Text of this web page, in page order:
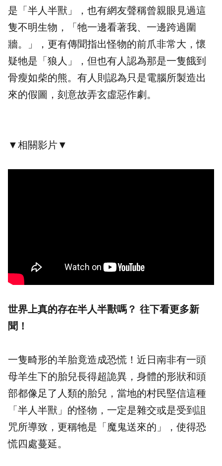
是「半人半獸」，也有網友聲稱曾親眼見過這
隻不明生物，「牠一邊看著我、一邊跨過圍
牆。」，更有傳聞指出怪物的前爪非常大，懷
疑牠是「狼人」，但也有人認為那是一隻餓到
骨瘦如柴的熊。有人則認為只是電腦所製造出
來的假圖，刻意故弄玄虛惡作劇。
▼相關影片▼
世界上真的存在半人半獸嗎？ 往下看更多新
聞！
一隻畸形的羊胎竟造成恐慌！近日南非有一頭
母羊生下的胎兒長得超詭異，身體的形狀和頭
部都像足了人類的胎兒，當地的村民堅信這種
「半人半獸」的怪物，一定是雜交或是受到詛
咒所導致，更稱牠是「魔鬼送來的」，使得恐
慌四處蔓延。